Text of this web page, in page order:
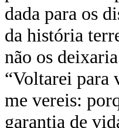
dada para os
da história
não os
“Voltarei para
me vereis:
garantia de